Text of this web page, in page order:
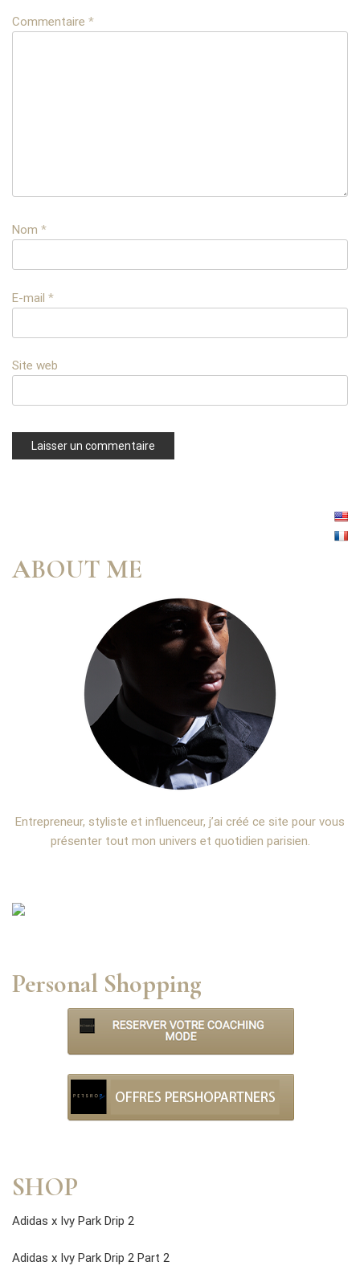
Commentaire *
Nom *
E-mail *
Site web
ABOUT ME
Entrepreneur, styliste et influenceur, j’ai créé ce site pour vous
présenter tout mon univers et quotidien parisien.
Personal Shopping
SHOP
Adidas x Ivy Park Drip 2
Adidas x Ivy Park Drip 2 Part 2